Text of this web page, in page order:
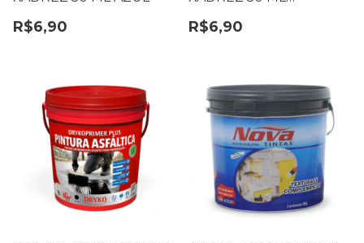
R$6,90 R$6,90